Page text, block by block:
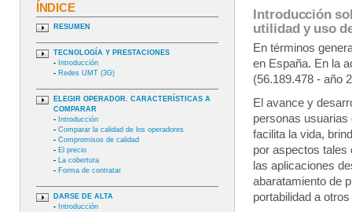
ÍNDICE
RESUMEN
TECNOLOGÍA Y PRESTACIONES
- Introducción
- Redes UMT (3G)
ELEGIR OPERADOR. CARACTERÍSTICAS A
COMPARAR
- Introducción
- Comparar la calidad de los operadores
- Compromisos de calidad
- El precio
- La cobertura
- Forma de contratar
DARSE DE ALTA
- Introducción
Introducción
utilidad y uso
En términos
en España. En la
(56.189.478 - año
El avance y
personas
facilita la vida,
por aspectos tales
las aplicaciones
abaratamiento de
portabilidad a